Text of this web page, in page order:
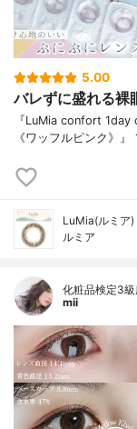
5.00
バレずに盛れる
『LuMia confort
《ワッフルピンク》
LuMia(ルミア)
ルミア
化粧品検定3
mii